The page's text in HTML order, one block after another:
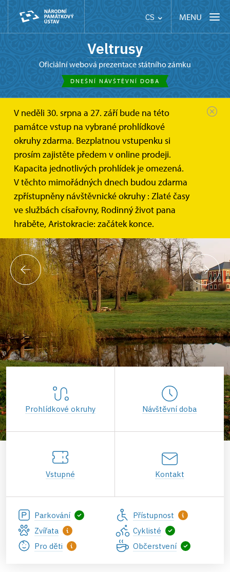
CS MENU
Veltrusy
oficiální webová prezentace státního zámku
DNEŠNÍ NÁVŠTĚVNÍ DOBA
V neděli 30. srpna a 27. září bude na této
památce vstup na vybrané prohlídkové
okruhy zdarma. Bezplatnou vstupenku si
prosím zajistěte předem v online prodeji.
Kapacita jednotlivých prohlídek je omezená.
V těchto mimořádných dnech budou zdarma
zpřístupněny návštěvnické okruhy : Zlaté časy
ve službách císařovny, Rodinný život pana
hraběte, Aristokracie: začátek konce.
Prohlídkové okruhy Návštěvní doba
Vstupné Kontakt
Parkování
Přístupnost
Zvířata
Cyklisté
Pro děti
Občerstvení